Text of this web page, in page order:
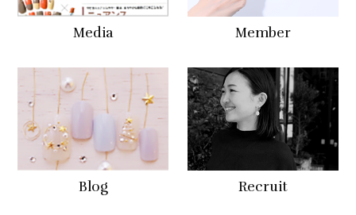
Media Member
Blog Recruit